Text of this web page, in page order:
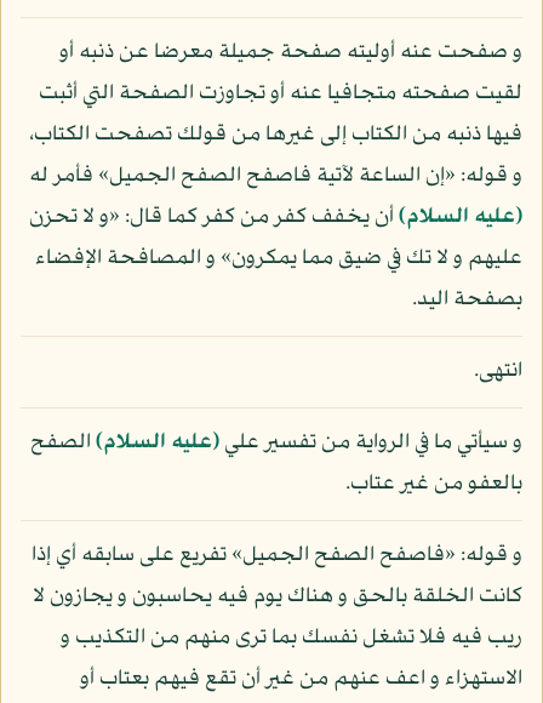
و صفحت عنه أوليته صفحة جميلة معرضا عن ذنبه أو
لقيت صفحته متجافيا عنه أو تجاوزت الصفحة التي أثبت
فيها ذنبه من الكتاب إلى غيرها من قولك تصفحت الكتاب،
و قوله: «إن الساعة لآتية فاصفح الصفح الجميل» فأمر له
(عليه السلام)أن يخفف كفر من كفر كما قال: «و لا تحزن
عليهم و لا تك في ضيق مما يمكرون» و المصافحة الإفضاء
بصفحة اليد.
انتهى.
و سيأتي ما في الرواية من تفسير علي(عليه السلام)الصفح
بالعفو من غير عتاب.
و قوله: «فاصفح الصفح الجميل» تفريع على سابقه أي إذا
كانت الخلقة بالحق و هناك يوم فيه يحاسبون و يجازون لا
ريب فيه فلا تشغل نفسك بما ترى منهم من التكذيب و
الاستهزاء و اعف عنهم من غير أن تقع فيهم بعتاب أو